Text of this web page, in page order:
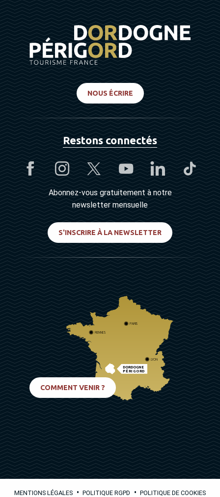
NOUS ÉCRIRE
Restons connectés
Abonnez-vous gratuitement à notre
newsletter mensuelle
S'INSCRIRE À LA NEWSLETTER
DORDOGNE
PÉRIGORD
PARIS
RENNES
LYON
COMMENT VENIR ?
MENTIONS LÉGALES • POLITIQUE RGPD • POLITIQUE DE COOKIES